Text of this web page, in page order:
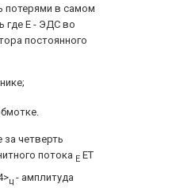
потерями в самом
где Е - ЭДС во
постоянного
четверть
потока Е ЕТ
ц - амплитуда